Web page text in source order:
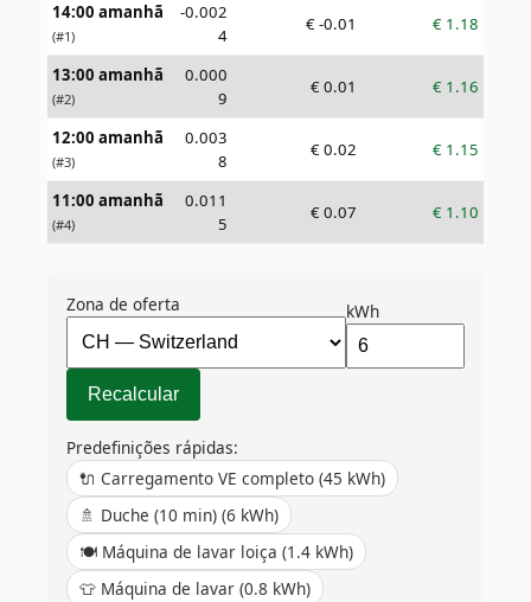
14:00 amanhã
(#1)
-0.002
4
€-0.01 € 1.18
13:00 amanhã
(#2)
0.000
9
€ 0.01 € 1.16
12:00 amanhã
(#3)
0.003
8
€0.02 € 1.15
11:00 amanhã
(#4)
0.011
5
€ 0.07 € 1.10
Zona de oferta kWh
Recalcular
Predefinições rápidas:
🔌 Carregamento VE completo (45 kWh)
🚿 Duche (10 min) (6 kWh)
🍽️ Máquina de lavar loiça (1.4 kWh)
👕 Máquina de lavar (0.8 kWh)